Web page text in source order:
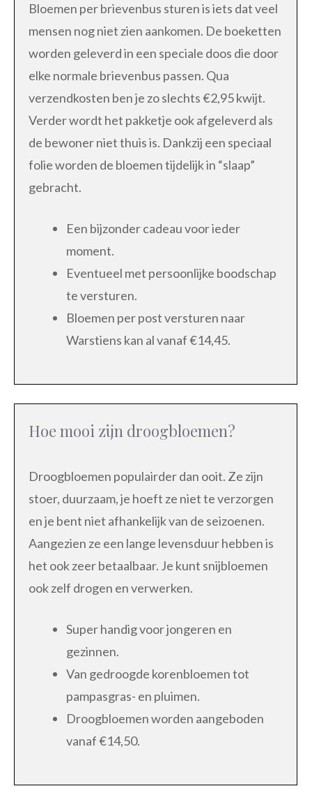
Bloemen per brievenbus sturen is iets dat veel
mensen nog niet zien aankomen. De boeketten
worden geleverd in een speciale doos die door
elke normale brievenbus passen. Qua
verzendkosten ben je zo slechts €2,95 kwijt.
Verder wordt het pakketje ook afgeleverd als
de bewoner niet thuis is. Dankzij een speciaal
folie worden de bloemen tijdelijk in “slaap”
gebracht.
Een bijzonder cadeau voor ieder
moment.
Eventueel met persoonlijke boodschap
te versturen.
Bloemen per post versturen naar
Warstiens kan al vanaf €14,45.
Hoe mooi zijn droogbloemen?
Droogbloemen populairder dan ooit. Ze zijn
stoer, duurzaam, je hoeft ze niet te verzorgen
en je bent niet afhankelijk van de seizoenen.
Aangezien ze een lange levensduur hebben is
het ook zeer betaalbaar. Je kunt snijbloemen
ook zelf drogen en verwerken.
Super handig voor jongeren en
gezinnen.
Van gedroogde korenbloemen tot
pampasgras- en pluimen.
Droogbloemen worden aangeboden
vanaf €14,50.